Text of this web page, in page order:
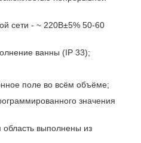
сети - ~ 220В±5% 50-60
ванны (IP 33);
поле во всём объёме;
значения
выполнены из